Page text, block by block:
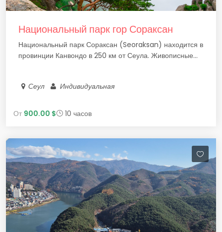
Национальный парк гор Сораксан
Национальный парк Сораксан (Seoraksan) находится в
провинции Канвондо в 250 км от Сеула. Живописные...
Сеул Индивидуальная
От 900.00 $ 10 часов